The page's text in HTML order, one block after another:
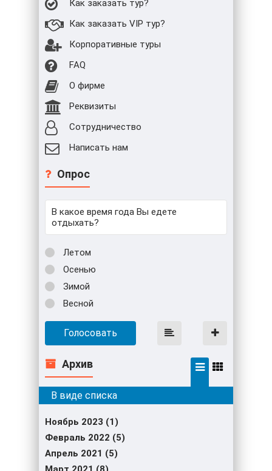
Как заказать тур?
Как заказать VIP тур?
Корпоративные туры
FAQ
О фирме
Реквизиты
Сотрудничество
Написать нам
Опрос
В какое время года Вы едете
отдыхать?
Летом
Осенью
Зимой
Весной
Голосовать
Архив
Ноябрь 2023 (1)
Февраль 2022 (5)
Апрель 2021 (5)